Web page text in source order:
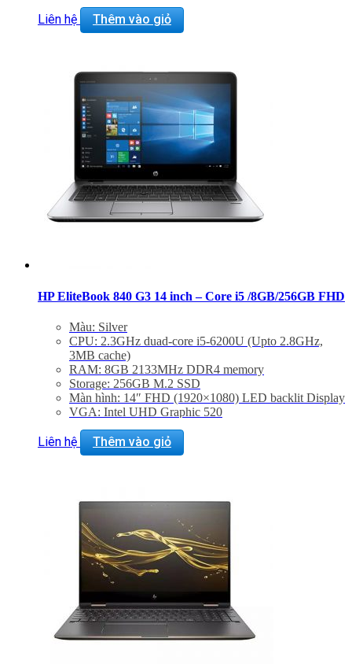
Liên hệ Thêm vào giỏ
HP EliteBook 840 G3 14 inch – Core i5 /8GB/256GB FHD
Màu: Silver
CPU: 2.3GHz duad-core i5-6200U (Upto 2.8GHz,
3MB cache)
RAM: 8GB 2133MHz DDR4 memory
Storage: 256GB M.2 SSD
Màn hình: 14″ FHD (1920×1080) LED backlit Display
VGA: Intel UHD Graphic 520
Liên hệ Thêm vào giỏ